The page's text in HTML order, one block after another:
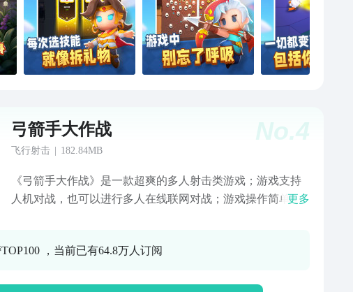
No.4
弓箭手大作战
飞行射击 182.84MB
《弓箭手大作战》是一款超爽的多人射击类游戏；游戏支持
人机对战，也可以进行多人在线联网对战；游戏操作简单，
果；还等什么？拉上你的三五好友，一起来加入弓箭手大作
更多
，当前已有64.8万人订阅